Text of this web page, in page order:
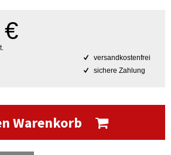
versandkostenfrei
sichere Zahlung
Warenkorb